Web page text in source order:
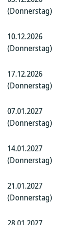
(Donnerstag)
10.12.2026
(Donnerstag)
17.12.2026
(Donnerstag)
07.01.2027
(Donnerstag)
14.01.2027
(Donnerstag)
21.01.2027
(Donnerstag)